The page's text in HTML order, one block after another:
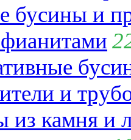
бусины и
и
из камня и